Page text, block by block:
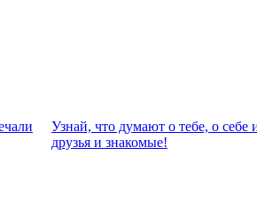
Узнай, что думают о тебе, о себе
друзья и знакомые!